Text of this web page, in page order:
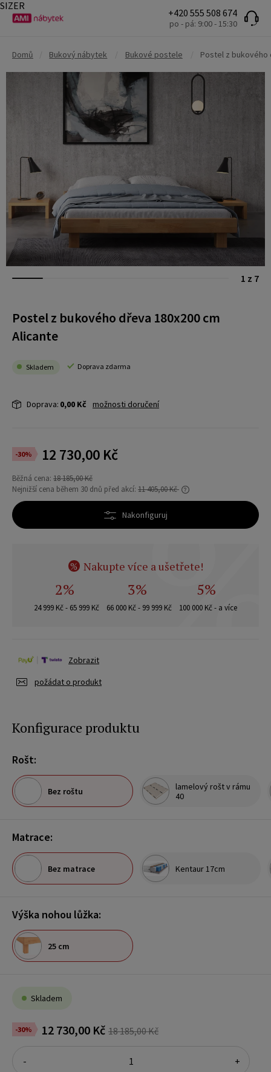
+420 555 508 674
po - pá: 9:00 - 15:30
Domů Bukový nábytek Bukové postele Postel z bukového
1 z 7
Postel z bukového dřeva 180x200 cm
Alicante
Skladem Doprava zdarma
Doprava: 0,00 Kč možnosti doručení
-30% 12 730,00 Kč
Běžná cena: 18 185,00 Kč
Nejnižší cena během 30 dnů před akcí: 11 405,00 Kč
Pokud se produkt prodává méně než 30 dní,
zobrazí se nejnižší cena od uvedení produktu
Nakonfiguruj
% Nakupte více a ušetřete!
2%
24 999 Kč - 65 999 Kč
3%
66 000 Kč - 99 999 Kč
5%
100 000 Kč - a více
požádat o produkt
Zobrazit
Konfigurace produktu
Rošt:
Bez roštu
lamelový rošt v rámu
40
Matrace:
Bez matrace Kentaur 17cm
Výška nohou lůžka:
25 cm
Skladem
-30% 12 730,00 Kč 18 185,00 Kč
- +
SIZER